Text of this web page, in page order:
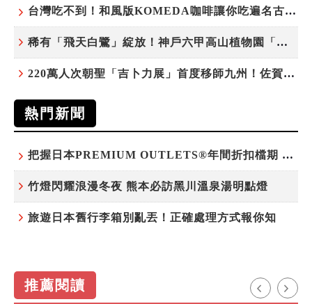
台灣吃不到！和風版KOMEDA咖啡讓你吃遍名古屋在地美食
稀有「飛天白鷺」綻放！神戶六甲高山植物園「鷺草」珍貴現身
220萬人次朝聖「吉卜力展」首度移師九州！佐賀站早鳥平日套票8/10搶先開賣
熱門新聞
把握日本PREMIUM OUTLETS®年間折扣檔期 越買越划算
竹燈閃耀浪漫冬夜 熊本必訪黑川溫泉湯明點燈
旅遊日本舊行李箱別亂丟！正確處理方式報你知
推薦閱讀